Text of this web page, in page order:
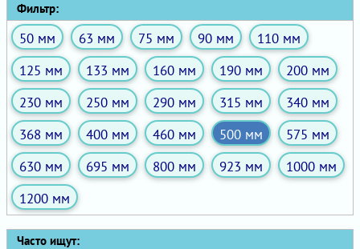
Фильтр:
50 мм 63 мм 75 мм 90 мм
110 мм
125 мм
133 мм 160 мм 190 мм
200 мм
230 мм
250 мм 290 мм 315 мм
340 мм
368 мм
400 мм 460 мм 500 мм
575 мм
630 мм
695 мм 800 мм 923 мм
1000 мм
1200 мм
Часто ищут: